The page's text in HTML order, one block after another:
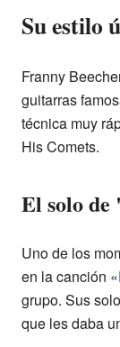
Su estilo
Franny
guitarras
técnica muy
His Comets.
El solo
Uno de los
en la canción «
grupo. Sus
que les daba